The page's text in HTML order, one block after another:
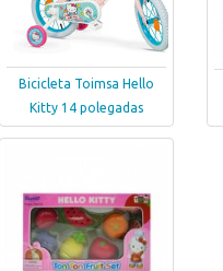
Bicicleta Toimsa Hello
Kitty 14 polegadas